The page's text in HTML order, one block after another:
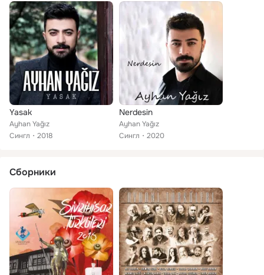
Yasak
Ayhan Yağız
Сингл
2018
Nerdesin
Ayhan Yağız
Сингл
2020
Сборники